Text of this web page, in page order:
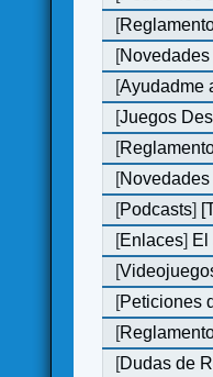
[
[
[Ayudadme
[Juegos
[
[
[Podcasts]
[Enlaces] El
[
[Peticiones
[
[Dudas de